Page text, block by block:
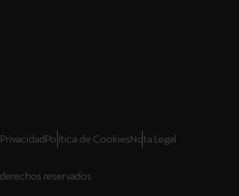
Política de CookiesNota Legal
reservados